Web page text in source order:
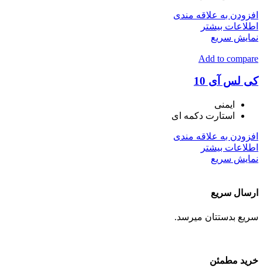
افزودن به علاقه مندی
اطلاعات بیشتر
نمایش سریع
Add to compare
کی لس آی 10
ایمنی
استارت دکمه ای
افزودن به علاقه مندی
اطلاعات بیشتر
نمایش سریع
ارسال سریع
سریع بدستتان میرسد.
خرید مطمئن